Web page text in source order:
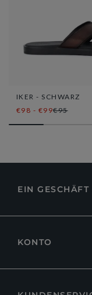
IKER - SCHWARZ
€98 - €99€95
EIN GESCHÄFT
KONTO